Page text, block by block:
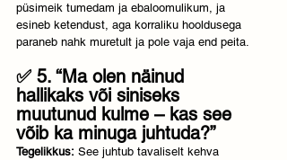
püsimeik tumedam ja ebaloomulikum, ja
esineb ketendust, aga korraliku hooldusega
paraneb nahk muretult ja pole vaja end peita.
✅ 5. “Ma olen näinud
hallikaks või siniseks
muutunud kulme – kas see
võib ka minuga juhtuda?”
Tegelikkus: See juhtub tavaliselt kehva